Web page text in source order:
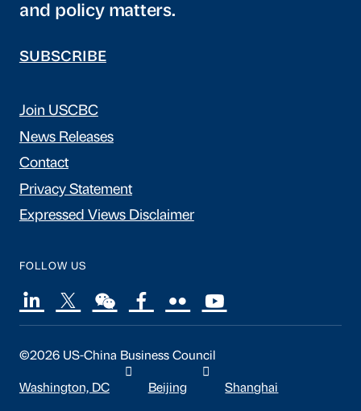
and policy matters.
SUBSCRIBE
Join USCBC
News Releases
Contact
Privacy Statement
Expressed Views Disclaimer
FOLLOW US
©2026 US-China Business Council
Washington, DC Beijing Shanghai